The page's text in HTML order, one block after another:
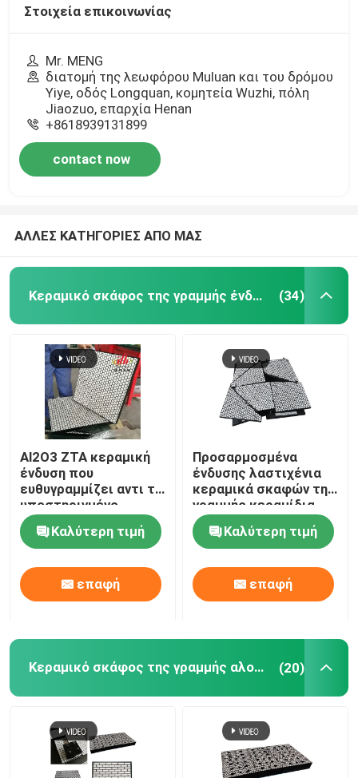
Στοιχεία επικοινωνίας
Mr. MENG
διατομή της λεωφόρου Muluan και του δρόμου
Yiye, οδός Longquan, κομητεία Wuzhi, πόλη
Jiaozuo, επαρχία Henan
+8618939131899
contact now
ΑΛΛΕΣ ΚΑΤΗΓΟΡΙΕΣ ΑΠΟ ΜΑΣ
Κεραμικό σκάφος της γραμμής ένδυσης (34)
Al2O3 ZTA κεραμική
ένδυση που
ευθυγραμμίζει αντι το
υποστηριγμένο
χάλυβας λάστιχο
αντίκτυπου
Καλύτερη τιμή
επαφή
Προσαρμοσμένα
ένδυσης λαστιχένια
κεραμικά σκαφών της
γραμμής κεραμίδια
ένδυσης
υδατοπτώσεων
κεραμικά
Καλύτερη τιμή
επαφή
Κεραμικό σκάφος της γραμμής αλουμίνας (20)